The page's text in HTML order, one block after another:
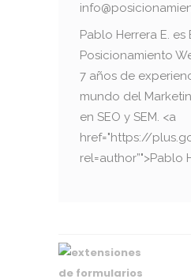
Pablo Herrera E.
Posicionamiento
7 años de
mundo del
en SEO y SEM. <a
href="https://
rel=author”">Pablo